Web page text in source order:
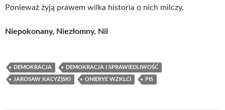
Ponieważ żyją prawem wilka historia o nich milczy.
Niepokonany, Niezłomny, Nil
DEMOKRACJA DEMOKRACJA I SPRAWIEDLIWOŚĆ
JAROSAW KACYZ}SKI ONIERYE WZKLCI PIS